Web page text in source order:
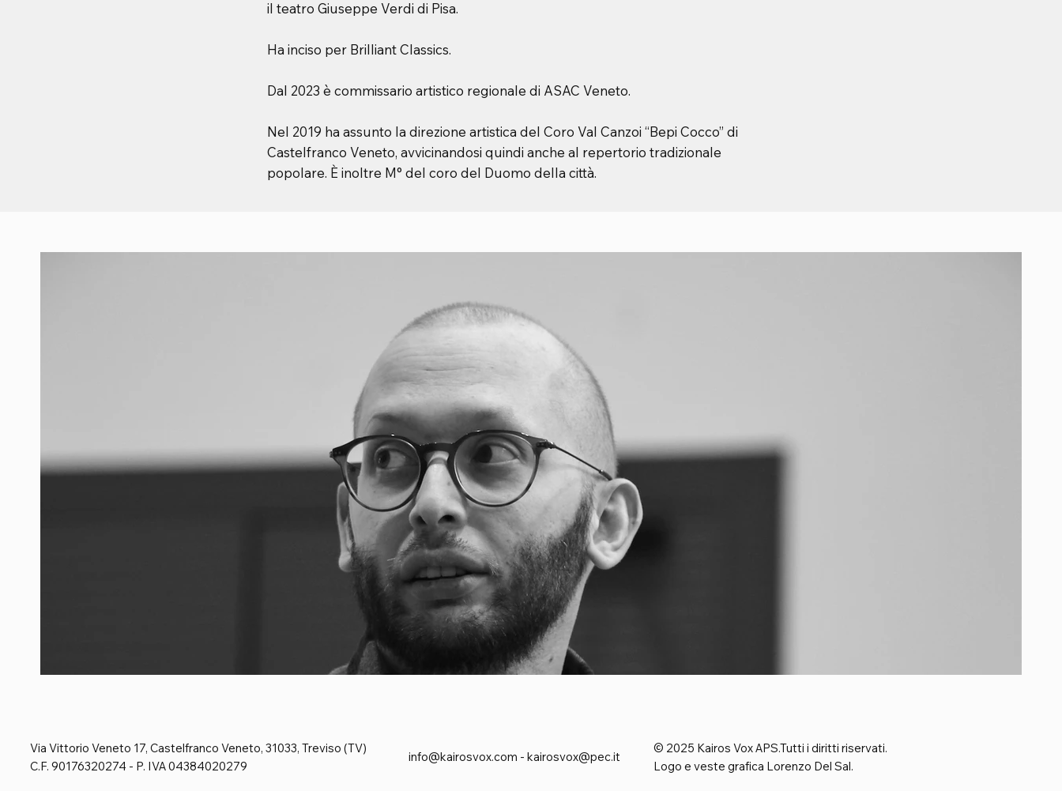
il teatro Giuseppe Verdi di Pisa.
Ha inciso per Brilliant Classics.
Dal 2023 è commissario artistico regionale di ASAC Veneto.
Nel 2019 ha assunto la direzione artistica del Coro Val Canzoi “Bepi Cocco” di
Castelfranco Veneto, avvicinandosi quindi anche al repertorio tradizionale
popolare. È inoltre M° del coro del Duomo della città.
Via Vittorio Veneto 17, Castelfranco Veneto, 31033, Treviso (TV)
C.F. 90176320274 - P. IVA 04384020279
info@kairosvox.com - kairosvox@pec.it
© 2025 Kairos Vox APS.Tutti i diritti riservati.
Logo e veste grafica Lorenzo Del Sal.